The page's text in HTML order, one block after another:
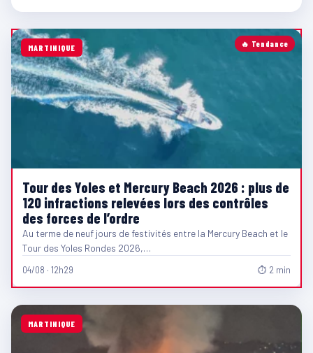
🔥 Tendance
MARTINIQUE
Tour des Yoles et Mercury Beach 2026 : plus de
120 infractions relevées lors des contrôles
des forces de l’ordre
Au terme de neuf jours de festivités entre la Mercury Beach et le
Tour des Yoles Rondes 2026,…
04/08 · 12h29 ⏱ 2 min
MARTINIQUE